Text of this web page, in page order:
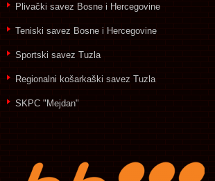
Plivački savez Bosne i Hercegovine
Teniski savez Bosne i Hercegovine
Sportski savez Tuzla
Regionalni košarkaški savez Tuzla
SKPC "Mejdan"